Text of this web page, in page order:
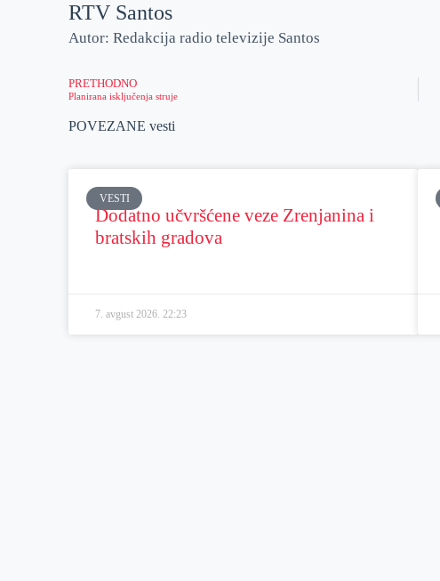
RTV Santos
Autor: Redakcija radio televizije Santos
PRETHODNO
Planirana isključenja struje
POVEZANE vesti
VESTI
Dodatno učvršćene veze Zrenjanina i
bratskih gradova
7. avgust 2026. 22:23